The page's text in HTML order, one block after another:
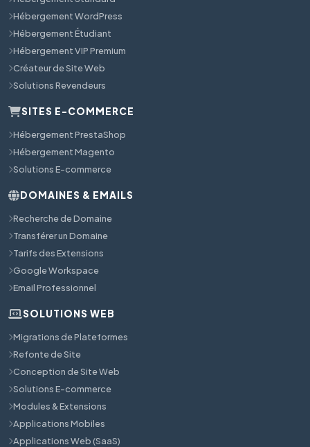
Hébergement WordPress
Hébergement Étudiant
Hébergement VIP Premium
Créateur de Site Web
Solutions Revendeurs
SITES E-COMMERCE
Hébergement PrestaShop
Hébergement Magento
Solutions E-commerce
DOMAINES & EMAILS
Recherche de Domaine
Transférer un Domaine
Tarifs des Extensions
Google Workspace
Email Professionnel
SOLUTIONS WEB
Migrations de Plateformes
Refonte de Site
Conception de Site Web
Solutions E-commerce
Modules & Extensions
Applications Mobiles
Applications Web (SaaS)